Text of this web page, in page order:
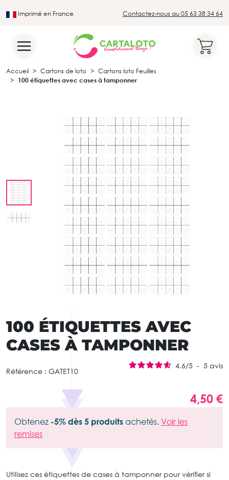
Imprimé en France Contactez-nous au 05 63 38 34 64
Accueil Cartons de loto
Cartons loto Feuilles
100 étiquettes avec cases à tamponner
100 ÉTIQUETTES AVEC
CASES À TAMPONNER
Référence : GATET10
4.6/5 - 5 avis
4,50 €
Obtenez -5% dès 5 produits achetés. Voir les
remises
Utilisez ces étiquettes de cases à tamponner pour vérifier si